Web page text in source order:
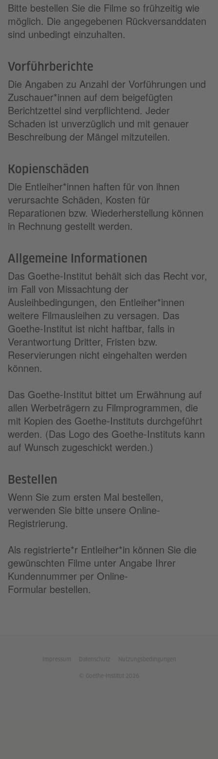
Bitte bestellen Sie die Filme so frühzeitig wie
möglich. Die angegebenen Rückversanddaten
sind unbedingt einzuhalten.
Vorführberichte
Die Angaben zu Anzahl der Vorführungen und
Zuschauer*innen auf dem beigefügten
Berichtzettel sind verpflichtend. Jeder
Schaden ist unverzüglich und mit genauer
Beschreibung der Mängel mitzuteilen.
Kopienschäden
Die Entleiher*innen haften für von ihnen
verursachte Schäden, Kosten für
Reparationen bzw. Wiederherstellung können
in Rechnung gestellt werden.
Allgemeine Informationen
Das Goethe-Institut behält sich das Recht vor,
im Fall von Missachtung der
Ausleihbedingungen, den Entleiher*innen
weitere Filmausleihen zu versagen. Das
Goethe-Institut ist nicht haftbar, falls in
Verantwortung Dritter, Fristen bzw.
Reservierungen nicht eingehalten werden
können.
Das Goethe-Institut bittet um Erwähnung auf
allen Werbeträgern zu Filmprogrammen, die
mit Kopien des Goethe-Instituts durchgeführt
werden. (Das Logo des Goethe-Instituts kann
auf Wunsch zugeschickt werden.)
Bestellen
Wenn Sie zum ersten Mal bestellen,
verwenden Sie bitte unsere Online-
Registrierung.
Als registrierte*r Entleiher*in können Sie die
gewünschten Filme unter Angabe Ihrer
Kundennummer per Online-
Formular bestellen.